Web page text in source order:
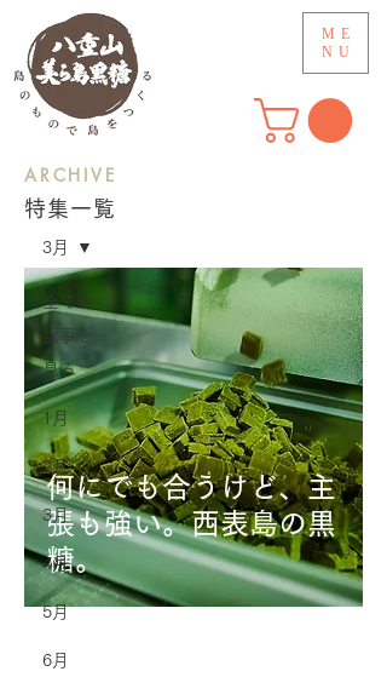
ME
NU
アーカイブ
全ての
記事を
見る
1月
2月
3月
4月
5月
6月
3月
何にでも合うけど、主
張も強い。西表島の黒
糖。
​ARCHIVE
特集一覧